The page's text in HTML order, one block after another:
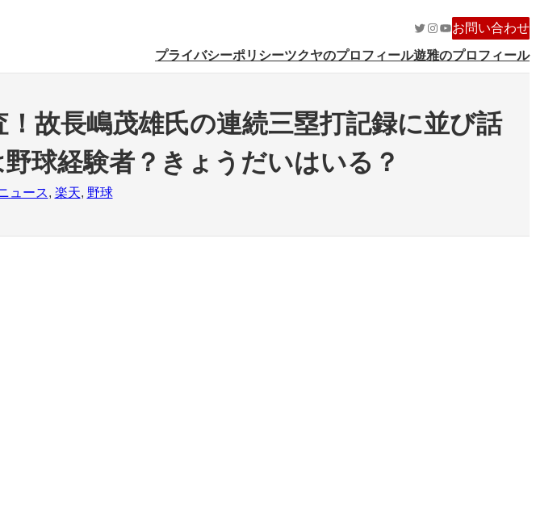
Twitter
Instagram
YouTube
お問い合わせ
プライバシーポリシーツクヤのプロフィール遊雅のプロフィール
故長嶋茂雄氏の連続三塁打記録に並び話
球経験者？きょうだいはいる？
ュース, 楽天, 野球